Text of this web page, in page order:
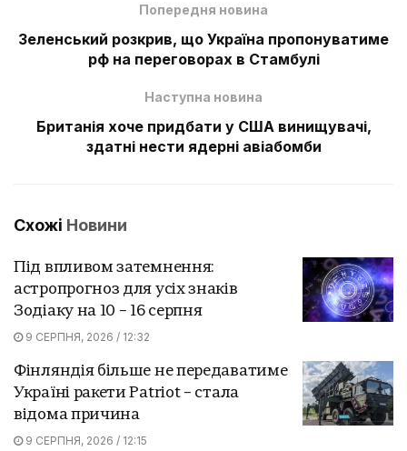
Попередня новина
Зеленський розкрив, що Україна пропонуватиме
рф на переговорах в Стамбулі
Наступна новина
Британія хоче придбати у США винищувачі,
здатні нести ядерні авіабомби
Схожі Новини
Під впливом затемнення:
астропрогноз для усіх знаків
Зодіаку на 10 – 16 серпня
9 СЕРПНЯ, 2026 / 12:32
Фінляндія більше не передаватиме
Україні ракети Patriot – стала
відома причина
9 СЕРПНЯ, 2026 / 12:15